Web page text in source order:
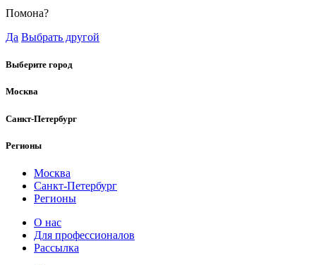
Помона?
Да Выбрать другой
Выберите город
Москва
Санкт-Петербург
Регионы
Москва
Санкт-Петербург
Регионы
О нас
Для профессионалов
Рассылка